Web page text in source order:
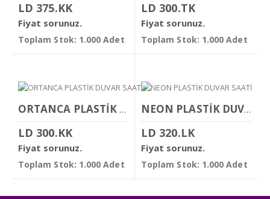
LD 375.KK
Fiyat sorunuz.
Toplam Stok: 1.000 Adet
LD 300.TK
Fiyat sorunuz.
Toplam Stok: 1.000 Adet
ORTANCA PLASTİK DUVAR SAATİ
LD 300.KK
Fiyat sorunuz.
Toplam Stok: 1.000 Adet
NEON PLASTİK DUVAR SAATİ
LD 320.LK
Fiyat sorunuz.
Toplam Stok: 1.000 Adet